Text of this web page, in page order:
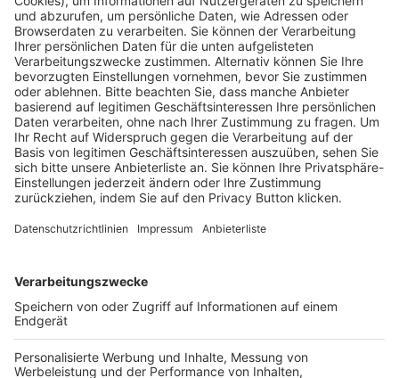
Pässe und Vereinswechsel
Trainerausbildung
Schulungsangebot Vereinsmitarbeiter
BFV-Geschäftsstellen
Trainerbörse
Login SpielPlus
FOLGE DEM BFV
TOP-VEREINE